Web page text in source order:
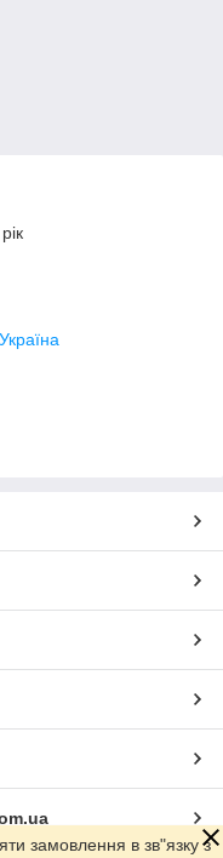
замовлення в зв"язку з